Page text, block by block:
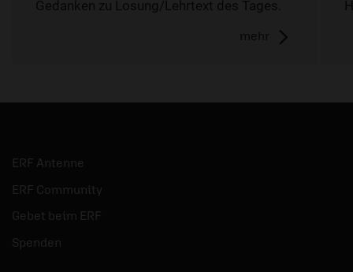
Gedanken zu Losung/Lehrtext des Tages.
mehr
ERF Antenne
ERF Community
Gebet beim ERF
Spenden